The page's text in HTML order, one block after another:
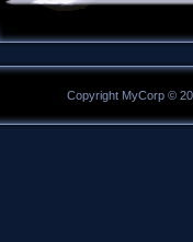
Copyright MyCorp ©